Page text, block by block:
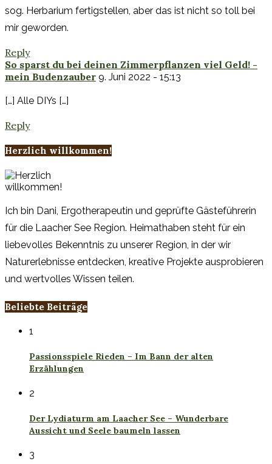
sog. Herbarium fertigstellen, aber das ist nicht so toll bei
mir geworden.
Reply
So sparst du bei deinen Zimmerpflanzen viel Geld! -
mein Budenzauber 9. Juni 2022 - 15:13
[…] Alle DIYs […]
Reply
Herzlich willkommen!
Ich bin Dani, Ergotherapeutin und geprüfte Gästeführerin
für die Laacher See Region. Heimathaben steht für ein
liebevolles Bekenntnis zu unserer Region, in der wir
Naturerlebnisse entdecken, kreative Projekte ausprobieren
und wertvolles Wissen teilen.
Beliebte Beiträge
1
Passionsspiele Rieden – Im Bann der alten
Erzählungen
2
Der Lydiaturm am Laacher See – Wunderbare
Aussicht und Seele baumeln lassen
3